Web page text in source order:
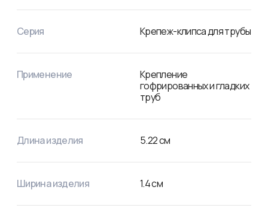
Серия Крепеж-клипса для трубы
Применение
Крепление
гофрированных и гладких
труб
Длина изделия 5.22см
Ширина изделия 1.4см